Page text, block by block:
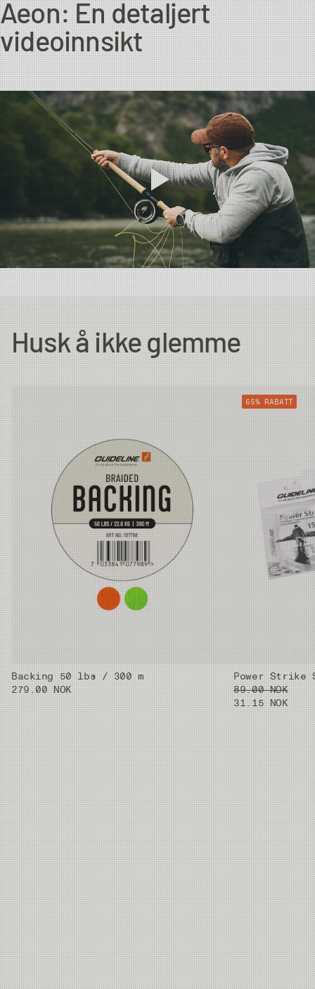
Aeon: En detaljert
videoinnsikt
Husk å ikke glemme
Backing 50 lbs / 300 m
279.00 NOK
65% RABATT
Power Strike
89.00 NOK
31.15 NOK